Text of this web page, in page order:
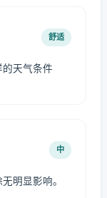
舒适
天气条件
中
明显影响。